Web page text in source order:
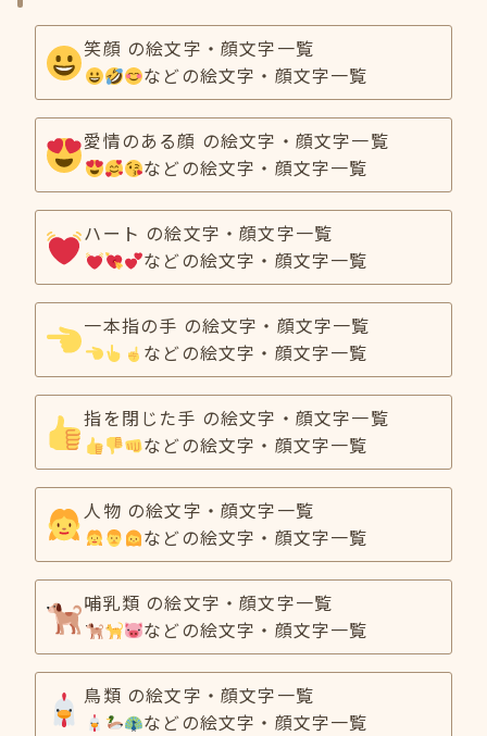
笑顔 の絵文字・顔文字一覧
などの絵文字・顔文字一覧
愛情のある顔 の絵文字・顔文字一覧
などの絵文字・顔文字一覧
ハート の絵文字・顔文字一覧
などの絵文字・顔文字一覧
一本指の手 の絵文字・顔文字一覧
などの絵文字・顔文字一覧
指を閉じた手 の絵文字・顔文字一覧
などの絵文字・顔文字一覧
人物 の絵文字・顔文字一覧
などの絵文字・顔文字一覧
哺乳類 の絵文字・顔文字一覧
などの絵文字・顔文字一覧
鳥類 の絵文字・顔文字一覧
などの絵文字・顔文字一覧